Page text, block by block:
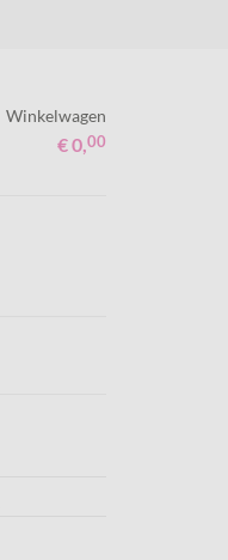
Winkelwagen
€ 0,00